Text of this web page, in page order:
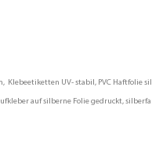
UV- stabil, PVC Haftfolie
auf silberne Folie gedruckt,